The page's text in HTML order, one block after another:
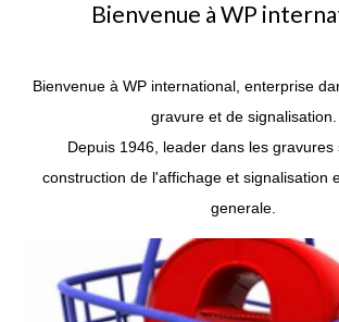
Bienvenue à WP
Bienvenue à WP international, enterprise
gravure et de signalisation.
Depuis 1946, leader dans les gravures
construction de l'affichage et signalisation
generale.